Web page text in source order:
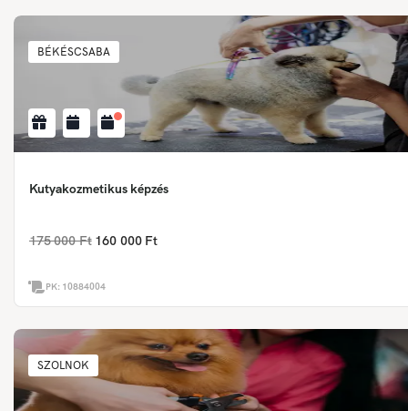
BÉKÉSCSABA
Kutyakozmetikus képzés
175 000 Ft 160 000 Ft
PK: 10884004
SZOLNOK